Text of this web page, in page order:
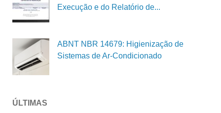
Execução e do Relatório de...
ABNT NBR 14679: Higienização de
Sistemas de Ar-Condicionado
ÚLTIMAS